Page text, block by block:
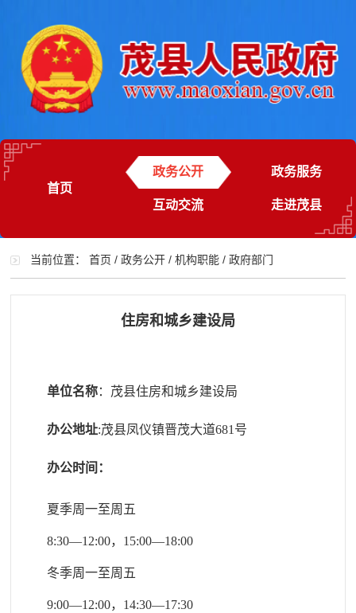
首页
政务公开 政务服务
互动交流 走进茂县
当前位置：首页 /政务公开 /机构职能 /政府部门
住房和城乡建设局
单位名称：茂县住房和城乡建设局
办公地址:茂县凤仪镇晋茂大道681号
办公时间：
夏季周一至周五
8:30—12:00，15:00—18:00
冬季周一至周五
9:00—12:00，14:30—17:30